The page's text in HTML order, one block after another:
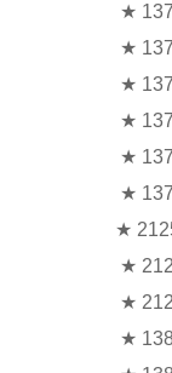
★
★
★
★
★
★
★
★
★
★